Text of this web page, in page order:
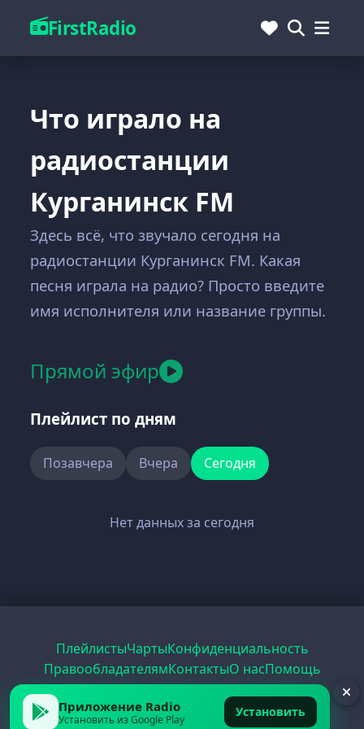
FirstRadio
Что играло на
радиостанции
Курганинск FM
Здесь всё, что звучало сегодня на
радиостанции Курганинск FM. Какая
песня играла на радио? Просто введите
имя исполнителя или название группы.
Прямой эфир
Плейлист по дням
Позавчера Вчера Сегодня
Нет данных за сегодня
ПлейлистыЧартыКонфиденциальность
ПравообладателямКонтактыО насПомощь
РецептыРадиоPDFRecordЕГЭ
Приложение Radio
Установить из Google Play Установить